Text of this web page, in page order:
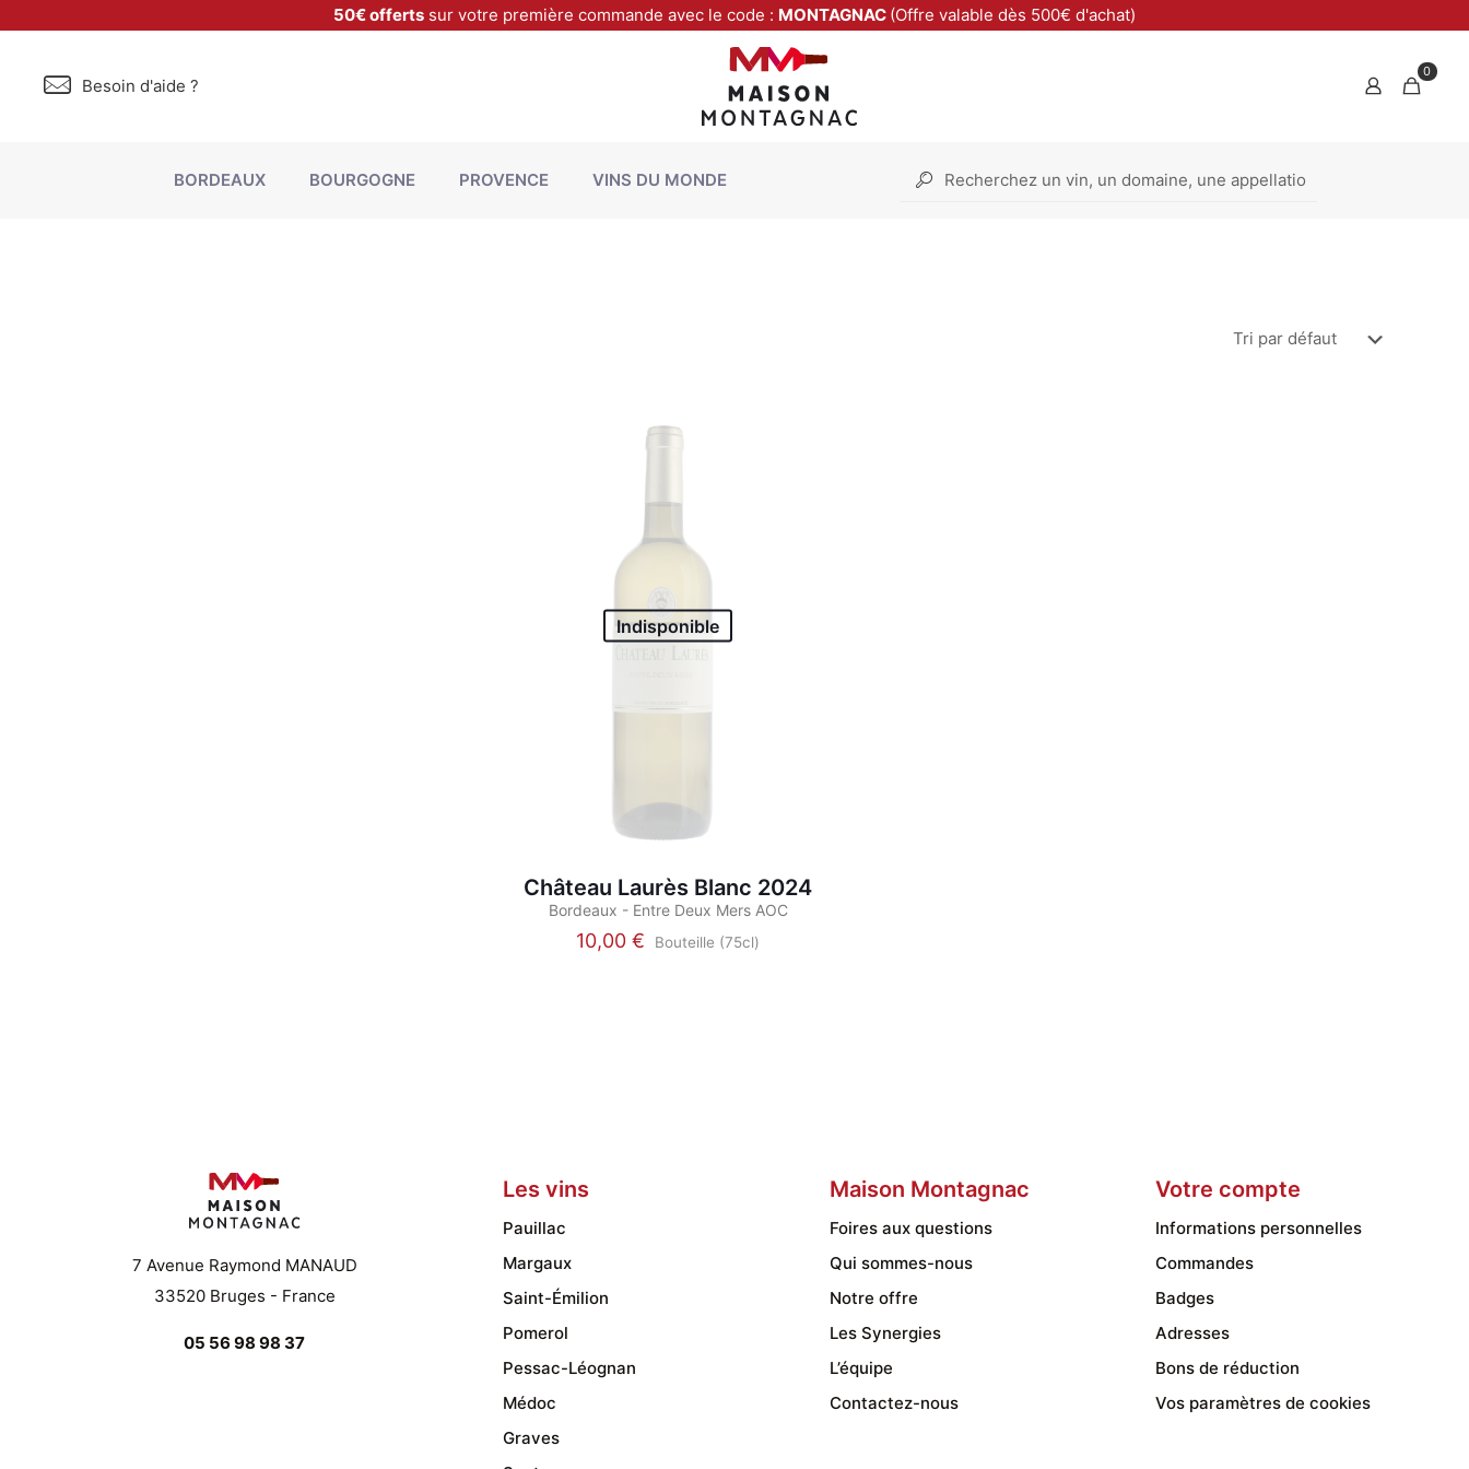
50€ offerts sur votre première commande avec le code : MONTAGNAC (Offre valable dès 500€ d'achat)
Besoin d'aide ?
0
BORDEAUX BOURGOGNE PROVENCE VINS DU MONDE
Indisponible
Château Laurès Blanc 2024
Bordeaux - Entre Deux Mers AOC
10,00€ Bouteille (75cl)
7 Avenue Raymond MANAUD
33520 Bruges - France
05 56 98 98 37
Les vins Maison Montagnac Votre compte
Pauillac
Margaux
Saint-Émilion
Pomerol
Pessac-Léognan
Médoc
Graves
Foires aux questions
Qui sommes-nous
Notre offre
Les Synergies
L’équipe
Contactez-nous
Informations personnelles
Commandes
Badges
Adresses
Bons de réduction
Vos paramètres de cookies